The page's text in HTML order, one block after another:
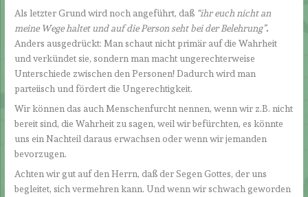
Als letzter Grund wird noch angeführt, daß “ihr euch nicht an
meine Wege haltet und auf die Person seht bei der Belehrung”.
Anders ausgedrückt: Man schaut nicht primär auf die Wahrheit
und verkündet sie, sondern man macht ungerechterweise
Unterschiede zwischen den Personen! Dadurch wird man
parteiisch und fördert die Ungerechtigkeit.
Wir können das auch Menschenfurcht nennen, wenn wir z.B. nicht
bereit sind, die Wahrheit zu sagen, weil wir befürchten, es könnte
uns ein Nachteil daraus erwachsen oder wenn wir jemanden
bevorzugen.
Achten wir gut auf den Herrn, daß der Segen Gottes, der uns
begleitet, sich vermehren kann. Und wenn wir schwach geworden